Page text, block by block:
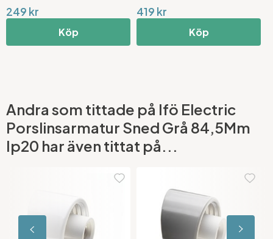
249 kr
Köp
419 kr
Köp
Andra som tittade på Ifö Electric
Porslinsarmatur Sned Grå 84,5Mm
Ip20 har även tittat på...